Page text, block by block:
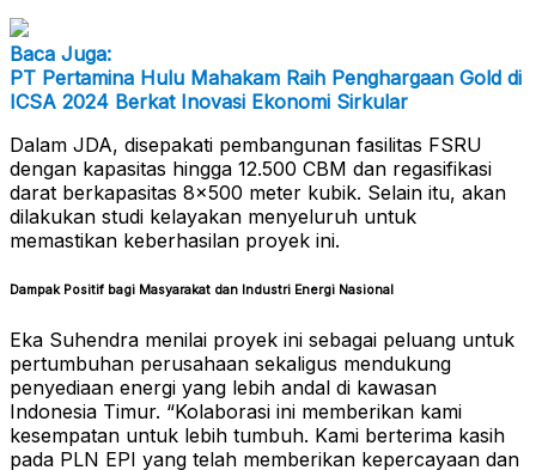
Baca Juga:
PT Pertamina Hulu Mahakam Raih Penghargaan Gold di
ICSA 2024 Berkat Inovasi Ekonomi Sirkular
Dalam JDA, disepakati pembangunan fasilitas FSRU
dengan kapasitas hingga 12.500 CBM dan regasifikasi
darat berkapasitas 8×500 meter kubik. Selain itu, akan
dilakukan studi kelayakan menyeluruh untuk
memastikan keberhasilan proyek ini.
Dampak Positif bagi Masyarakat dan Industri Energi Nasional
Eka Suhendra menilai proyek ini sebagai peluang untuk
pertumbuhan perusahaan sekaligus mendukung
penyediaan energi yang lebih andal di kawasan
Indonesia Timur. “Kolaborasi ini memberikan kami
kesempatan untuk lebih tumbuh. Kami berterima kasih
pada PLN EPI yang telah memberikan kepercayaan dan